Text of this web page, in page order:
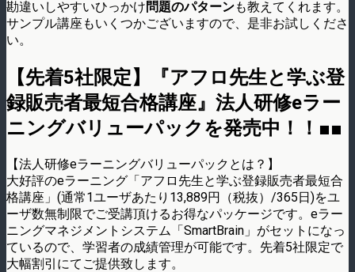
勘違いしやすいひっかけ問題のパターンも教えてくれます。
サンプル講座もいくつかございますので、是非お試しくださ
い。
【先着5社限定】『アフロ先生と学ぶ登
録販売者最短合格講座』法人研修eラー
ニングバリューパックを発売中！！■■
【法人研修eラーニングバリューパックとは？】
大好評のeラーニング「アフロ先生と学ぶ登録販売者最短合
格講座」(通常1ユーザあたり13,889円（税抜）/365日)をユ
ーザ数無制限でご受講頂けるお得なパッケージです。eラー
ニングマネジメントシステム「SmartBrain」がセットになっ
ているので、学習者の成績管理が可能です。先着5社限定で
大幅割引にてご提供致します。